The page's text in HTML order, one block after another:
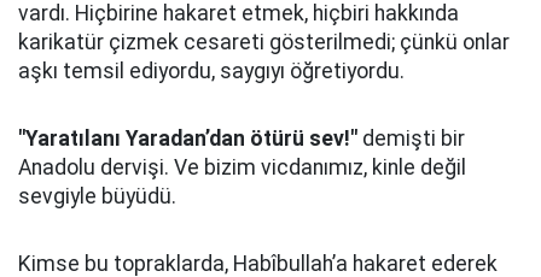
vardı. Hiçbirine hakaret etmek, hiçbiri hakkında
karikatür çizmek cesareti gösterilmedi; çünkü onlar
aşkı temsil ediyordu, saygıyı öğretiyordu.
"Yaratılanı Yaradan’dan ötürü sev!" demişti bir
Anadolu dervişi. Ve bizim vicdanımız, kinle değil
sevgiyle büyüdü.
Kimse bu topraklarda, Habîbullah’a hakaret ederek